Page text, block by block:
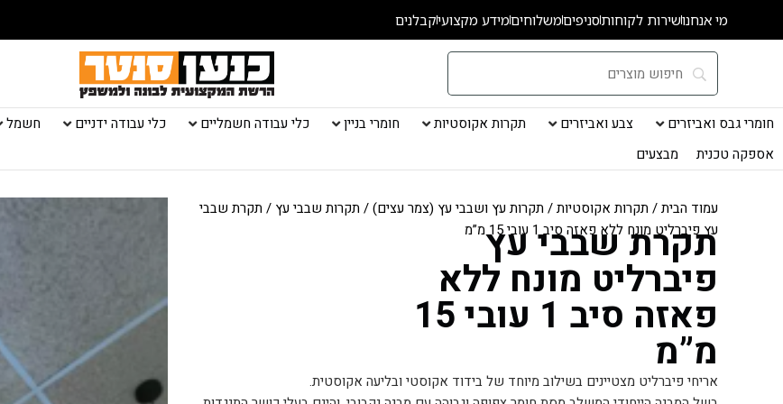
מי אנחנושירות לקוחותסניפיםמשלוחיםמידע מקצועיקבלנים
חומרי גבס ואביזרים צבע ואביזרים תקרות אקוסטיות חומרי בניין כלי עבודה חשמליים כלי עבודה ידניים חשמל
אספקה טכנית
מבצעים
עמוד הבית/ תקרות אקוסטיות/ תקרות עץ ושבבי עץ (צמר עצים)/ תקרות שבבי עץ / תקרת שבבי
עץ פיברליט מונח ללא פאזה סיב 1 עובי 15 מ”מ
תקרת שבבי עץ
פיברליט מונח ללא
פאזה סיב 1 עובי 15
מ”מ
אריחי פיברליט מצטיינים בשילוב מיוחד של בידוד אקוסטי ובליעה אקוסטית.